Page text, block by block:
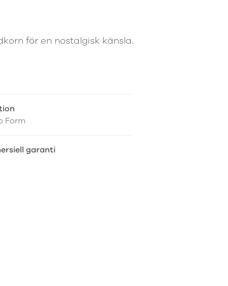
för en nostalgisk känsla.
Form
garanti